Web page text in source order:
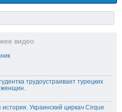
видео
трудоустраивает турецких
женщин.
Украинский циркач Cirque